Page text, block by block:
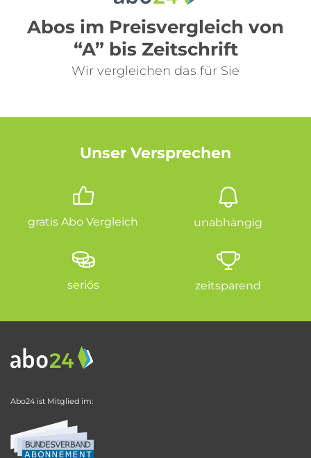
Abos im Preisvergleich von
“A” bis Zeitschrift
Wir vergleichen das für Sie
Unser Versprechen
gratis Abo Vergleich unabhängig
seriös zeitsparend
Abo24 ist Mitglied im: